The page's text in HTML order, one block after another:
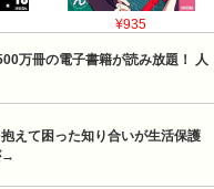
¥935
万冊の電子書籍が読み放題！ 人
えて困った知り合いが生活保護
→